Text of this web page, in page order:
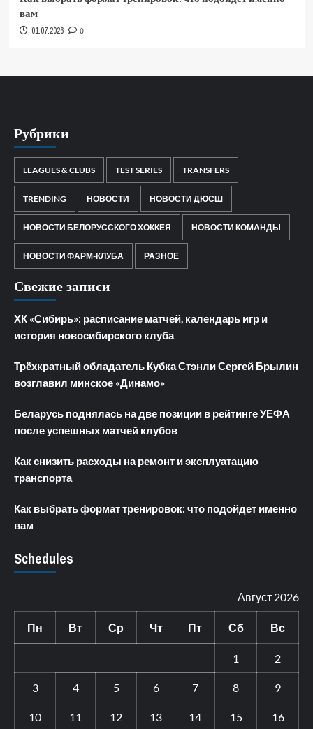
вам
01.07.2026 0
Рубрики
LEAGUES & CLUBS TEST SERIES TRANSFERS
TRENDING НОВОСТИ НОВОСТИ ДЮСШ
НОВОСТИ БЕЛОРУССКОГО ХОККЕЯ НОВОСТИ КОМАНДЫ
НОВОСТИ ФАРМ-КЛУБА РАЗНОЕ
Свежие записи
ХК «Сибирь»: расписание матчей, календарь игр и
история новосибирского клуба
Трёхкратный обладатель Кубка Стэнли Сергей Брылин
возглавил минское «Динамо»
Беларусь поднялась на две позиции в рейтинге УЕФА
после успешных матчей клубов
Как снизить расходы на ремонт и эксплуатацию
транспорта
Как выбрать формат тренировок: что подойдет именно
вам
Schedules
Август 2026
Пн Вт Ср Чт Пт Сб Вс
1 2
3 4 5 6 7 8 9
10 11 12 13 14 15 16